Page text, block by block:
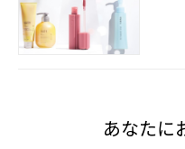
あなたに